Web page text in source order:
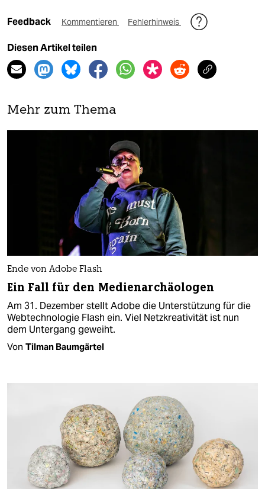
Feedback Kommentieren Fehlerhinweis
Diesen Artikel teilen
Mehr zum Thema
Ende von Adobe Flash
Ein Fall für den Medienarchäologen
Am 31. Dezember stellt Adobe die Unterstützung für die
Webtechnologie Flash ein. Viel Netzkreativität ist nun
dem Untergang geweiht.
Von Tilman Baumgärtel